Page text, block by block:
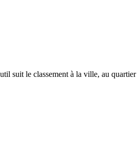
suit le classement à la ville, au